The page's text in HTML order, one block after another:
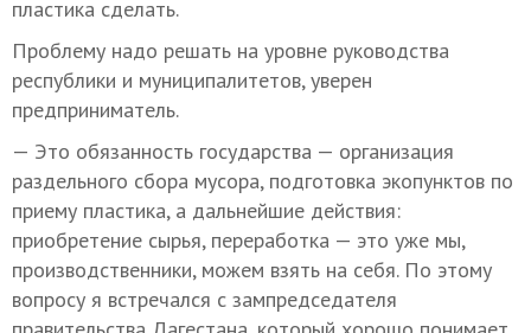
пластика сделать.
Проблему надо решать на уровне руководства
республики и муниципалитетов, уверен
предприниматель.
— Это обязанность государства — организация
раздельного сбора мусора, подготовка экопунктов по
приему пластика, а дальнейшие действия:
приобретение сырья, переработка — это уже мы,
производственники, можем взять на себя. По этому
вопросу я встречался с зампредседателя